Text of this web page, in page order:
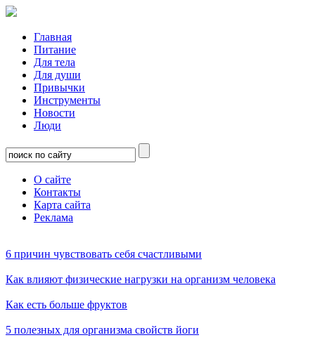
Главная
Питание
Для тела
Для души
Привычки
Инструменты
Новости
Люди
О сайте
Контакты
Карта сайта
Реклама
6 причин чувствовать себя счастливыми
Как влияют физические нагрузки на организм человека
Как есть больше фруктов
5 полезных для организма свойств йоги